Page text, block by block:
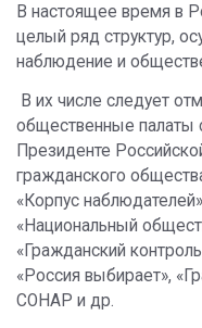
В настоящее время в
целый ряд структур,
наблюдение и
В их числе следует
общественные палаты
Президенте
гражданского
«Корпус
«Национальный
«Гражданский
«Россия выбирает»,
СОНАР и др.